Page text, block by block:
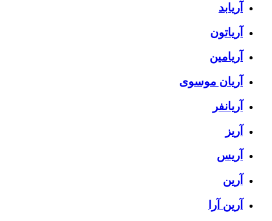
آریابد
آریاتون
آریامین
آریان موسوی
آریانفر
آریز
آریس
آرین
آرین آرا